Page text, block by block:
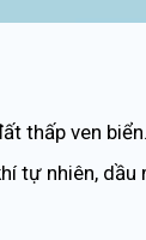
thấp ven biển.
tự nhiên,